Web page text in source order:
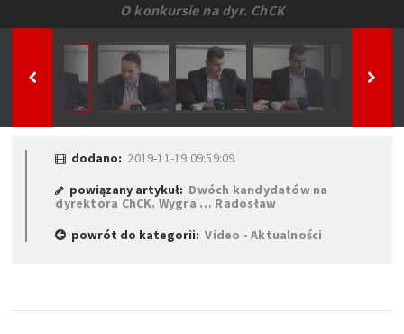
O konkursie na dyr. ChCK
dodano: 2019-11-19 09:59:09
powiązany artykuł: Dwóch kandydatów na
dyrektora ChCK. Wygra … Radosław
powrót do kategorii:Video - Aktualności